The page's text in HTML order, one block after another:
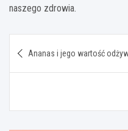
naszego zdrowia.
wpisu
Ananas i jego wartość